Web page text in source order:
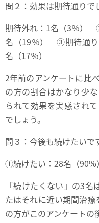
問２：効果は期待通りで
期待外れ：1名（3％）
名（19％） ③期待通
名（17％）
2年前のアンケートに
の方の割合はかなり少
られて効果を実感され
でしょう。
問３：今後も続けたいで
①続けたい：28名（
「続けたくない」の3
たはそれに近い期間治
の方がこのアンケートの